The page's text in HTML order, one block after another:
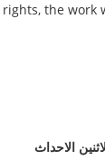
rights, the work
الاحداث